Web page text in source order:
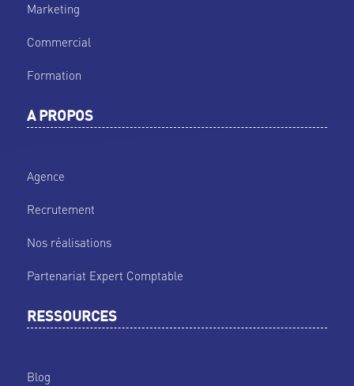
Marketing
Commercial
Formation
A PROPOS
Agence
Recrutement
Nos réalisations
Partenariat Expert Comptable
RESSOURCES
Blog